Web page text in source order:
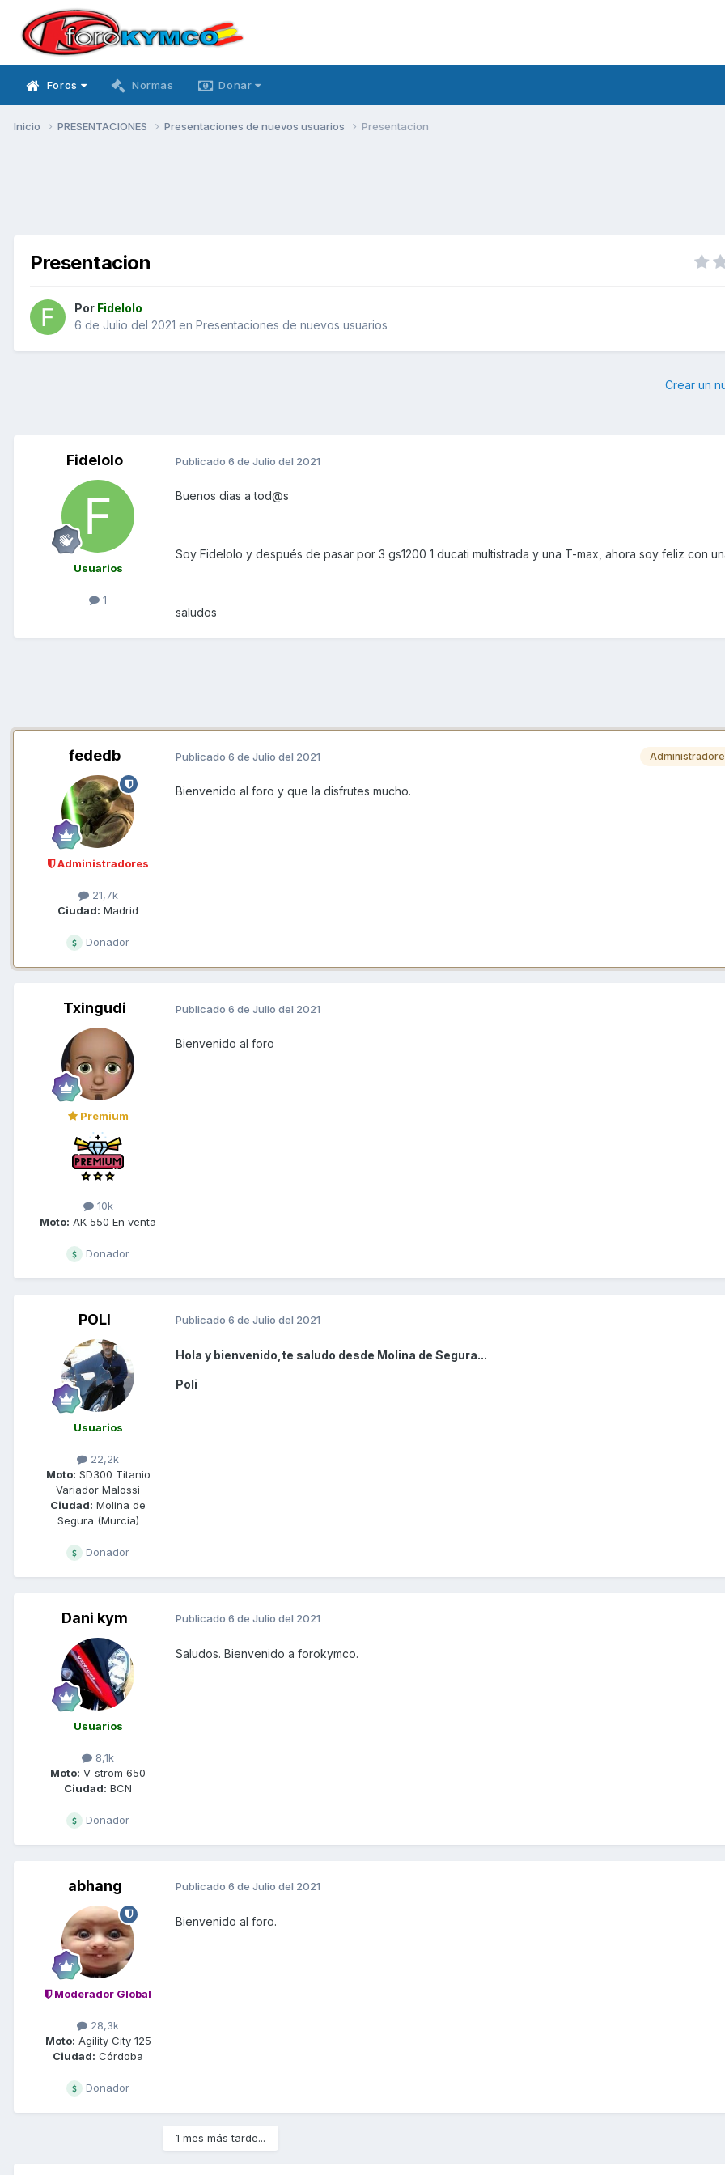
Foros Normas Donar
Inicio PRESENTACIONES Presentaciones de nuevos usuarios Presentacion
Presentacion
Por Fidelolo
6 de Julio del 2021 en Presentaciones de nuevos usuarios
Crear un
Fidelolo
Usuarios
1
Publicado 6 de Julio del 2021
Buenos dias a tod@s
Soy Fidelolo y después de pasar por 3 gs1200 1 ducati multistrada y una T-max, ahora soy feliz con
saludos
fededb
Administradores
21,7k
Ciudad: Madrid
Donador
Publicado 6 de Julio del 2021
Bienvenido al foro y que la disfrutes mucho.
Txingudi
Premium
10k
Moto: AK 550 En venta
Donador
Publicado 6 de Julio del 2021
Bienvenido al foro
POLI
Usuarios
22,2k
Moto: SD300 Titanio
Variador Malossi
Ciudad: Molina de
Segura (Murcia)
Donador
Publicado 6 de Julio del 2021
Hola y bienvenido,te saludo desde Molina de Segura...
Poli
Dani kym
Usuarios
8,1k
Moto: V-strom 650
Ciudad: BCN
Donador
Publicado 6 de Julio del 2021
Saludos. Bienvenido a forokymco.
abhang
Moderador Global
28,3k
Moto: Agility City 125
Ciudad: Córdoba
Donador
Publicado 6 de Julio del 2021
Bienvenido al foro.
1 mes más tarde...